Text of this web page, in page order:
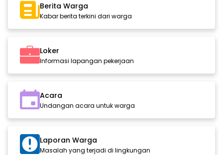
Berita Warga
Kabar berita terkini dari warga
Loker
Informasi lapangan pekerjaan
Acara
Undangan acara untuk warga
Laporan Warga
Masalah yang terjadi di lingkungan